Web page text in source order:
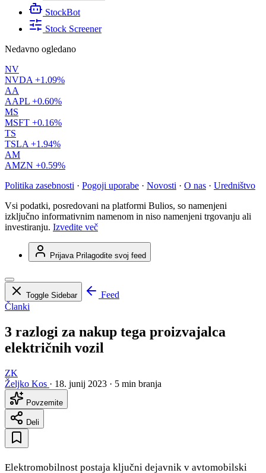
StockBot
Stock Screener
Nedavno ogledano
NV
NVDA +1.09%
AA
AAPL +0.60%
MS
MSFT +0.16%
TS
TSLA +1.94%
AM
AMZN +0.59%
Politika zasebnosti · Pogoji uporabe · Novosti · O nas · Uredništvo
Vsi podatki, posredovani na platformi Bulios, so namenjeni
izključno informativnim namenom in niso namenjeni trgovanju ali
investiranju. Izvedite več
Prijava Prilagodite svoj feed
Toggle Sidebar
Feed
Članki
3 razlogi za nakup tega proizvajalca
električnih vozil
ZK
Željko Kos · 18. junij 2023 · 5 min branja
Povzemite
Deli
Elektromobilnost postaja ključni dejavnik v avtomobilski